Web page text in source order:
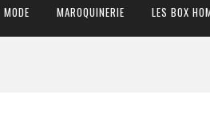
MODE MAROQUINERIE LES BOX